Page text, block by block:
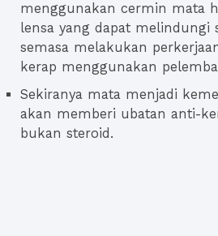
menggunakan cermin mata
lensa yang dapat melindungi
semasa melakukan
kerap menggunakan
Sekiranya mata menjadi
akan memberi ubatan anti-
bukan steroid.